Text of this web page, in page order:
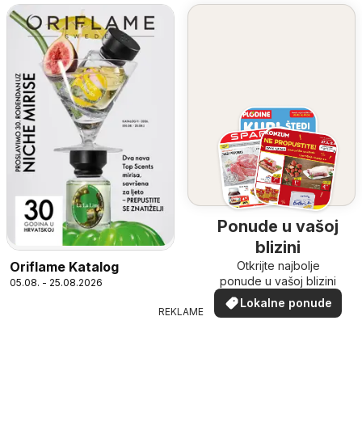
Oriflame Katalog
05.08. - 25.08.2026
Ponude u vašoj
blizini
Otkrijte najbolje
ponude u vašoj blizini
Lokalne ponude
REKLAME